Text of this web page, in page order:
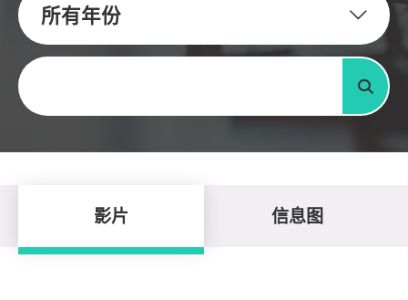
所有年份
关键字
搜寻
影片 信息图